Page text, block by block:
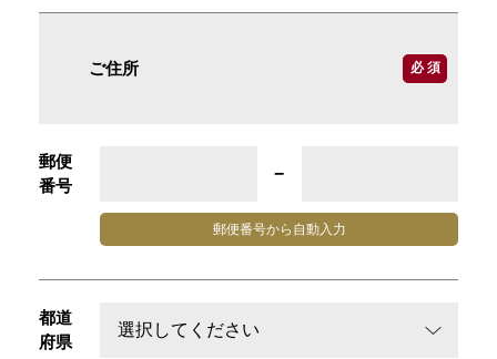
ご住所 必 須
郵便
番号
−
郵便番号から 自動入力
都道
府県